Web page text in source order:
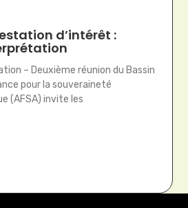
d’intérêt :
– Deuxième réunion du Bassin
pour la souveraineté
(AFSA) invite les